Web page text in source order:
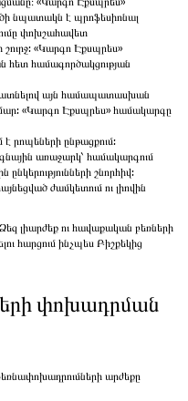
«Կարգո Էքսպրես»
նպատակն է պրոֆեսիոնալ
փոխշահավետ
«Կարգո Էքսպրես»
հետ համագործակցության
այն համապատասխան
«Կարգո Էքսպրես» համակարգը
րոպեների ընթացքում:
առաջարկ՝ համակարգում
շնորհիվ:
ժամկետում ու լիովին
լիարժեք ու հավաքական բեռների
հարցում ինչպես Բիշքեկից
փոխադրման
արժեքը